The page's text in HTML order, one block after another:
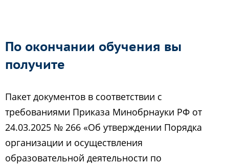
По окончании обучения вы
получите
Пакет документов в соответствии с
требованиями Приказа Минобрнауки РФ от
24.03.2025 № 266 «Об утверждении Порядка
организации и осуществления
образовательной деятельности по